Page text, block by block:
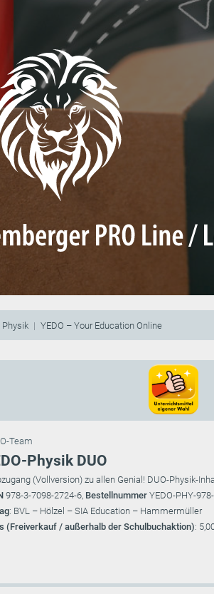
Physik YEDO – Your Education Online
Team
Physik DUO
(Vollversion) zu allen Genial! DUO-Physik-
978-3-7098-2724-6, Bestellnummer YEDO-PHY-
: BVL – Hölzel – SIA Education – Hammermüller
(Freiverkauf / außerhalb der Schulbuchaktion):